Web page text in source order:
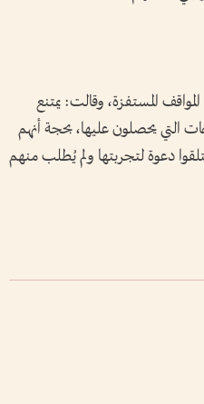
المستفزة، وقالت: يمتنع
التي يحصلون عليها، بحجة أنهم
دعوة لتجربتها ولم يُطلب منهم